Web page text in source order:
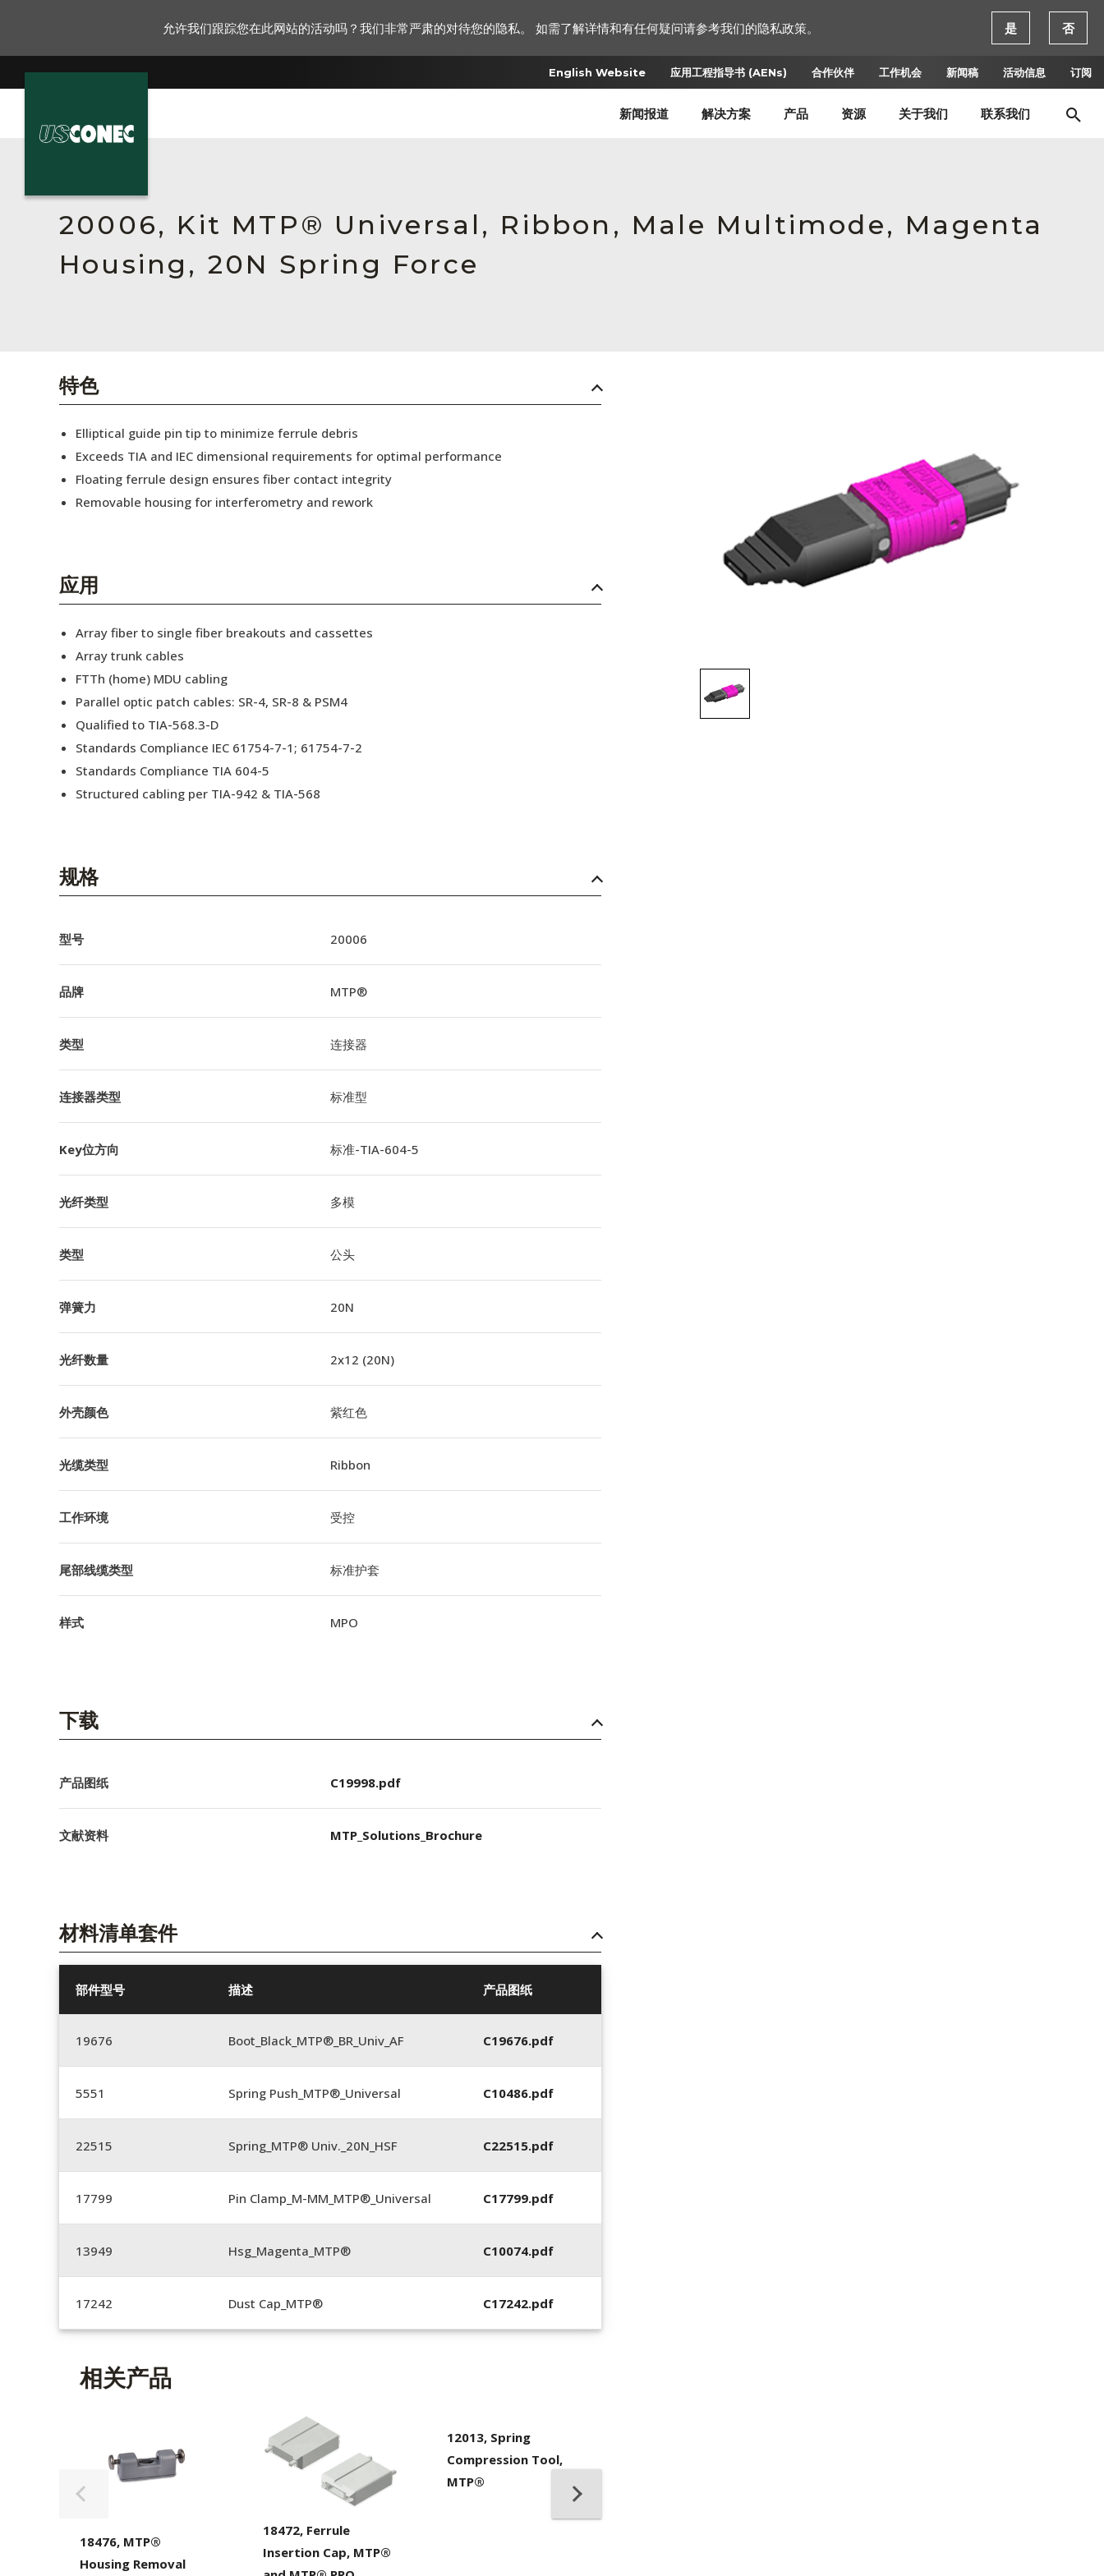
English Website 应用工程指导书 (AENs) 合作伙伴 工作机会 新闻稿 活动信息 订阅
新闻报道 解决方案 产品 资源 关于我们 联系我们
English Website
应用工程指导书 (AENs)
工作机会
20006, Kit MTP® Universal, Ribbon, Male Multimode, Magenta
Housing, 20N Spring Force
特色
Elliptical guide pin tip to minimize ferrule debris
Exceeds TIA and IEC dimensional requirements for optimal performance
Floating ferrule design ensures fiber contact integrity
Removable housing for interferometry and rework
应用
Array fiber to single fiber breakouts and cassettes
Array trunk cables
FTTh (home) MDU cabling
Parallel optic patch cables: SR-4, SR-8 & PSM4
Qualified to TIA-568.3-D
Standards Compliance IEC 61754-7-1; 61754-7-2
Standards Compliance TIA 604-5
Structured cabling per TIA-942 & TIA-568
规格
型号 20006
品牌 MTP®
类型 连接器
连接器类型 标准型
Key位方向 标准-TIA-604-5
光纤类型 多模
类型 公头
弹簧力 20N
光纤数量 2x12 (20N)
外壳颜色 紫红色
光缆类型 Ribbon
工作环境 受控
尾部线缆类型 标准护套
样式 MPO
下载
产品图纸 C19998.pdf
文献资料 MTP_Solutions_Brochure
材料清单套件
部件型号 描述 产品图纸
19676 Boot_Black_MTP®_BR_Univ_AF C19676.pdf
5551 Spring Push_MTP®_Universal C10486.pdf
22515 Spring_MTP® Univ._20N_HSF C22515.pdf
17799 Pin Clamp_M-MM_MTP®_Universal C17799.pdf
13949 Hsg_Magenta_MTP® C10074.pdf
17242 Dust Cap_MTP® C17242.pdf
相关产品
18476, MTP®
Housing Removal
18472, Ferrule
Insertion Cap, MTP®
12013, Spring
Compression Tool,
MTP®
允许我们跟踪您在此网站的活动吗？我们非常严肃的对待您的隐私。 如需了解详情和有任何疑问请参考我们的隐私政策。 是 否